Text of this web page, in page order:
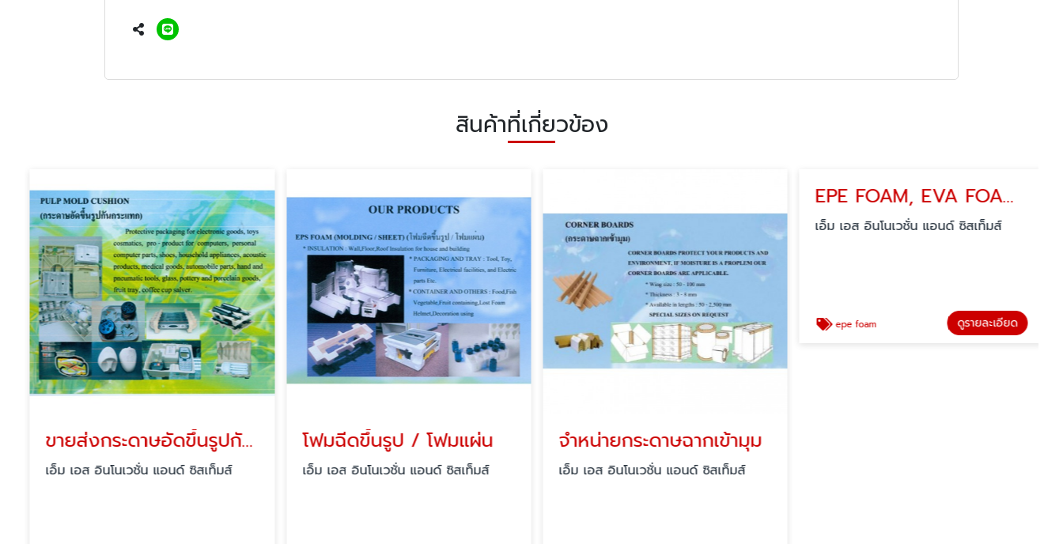
สินค้าที่เกี่ยวข้อง
ขายส่งกระดาษอัดขึ้นรูปกันกระแทก
เอ็ม เอส อินโนเวชั่น แอนด์ ซิสเท็มส์
โฟมฉีดขึ้นรูป / โฟมแผ่น
เอ็ม เอส อินโนเวชั่น แอนด์ ซิสเท็มส์
จำหน่ายกระดาษฉากเข้ามุม
เอ็ม เอส อินโนเวชั่น แอนด์ ซิสเท็มส์